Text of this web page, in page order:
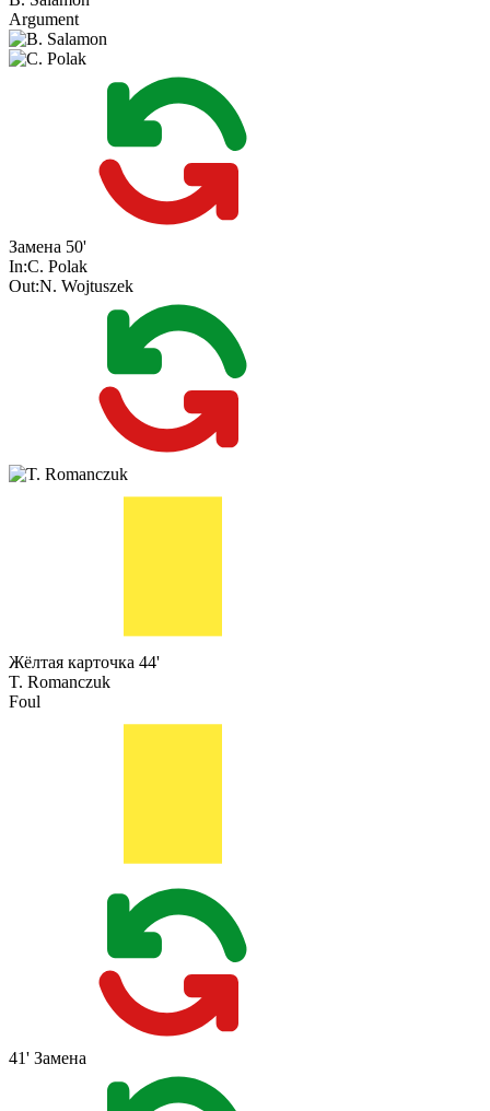
Argument
Замена 50'
In:C. Polak
Out:N. Wojtuszek
Жёлтая карточка 44'
T. Romanczuk
Foul
41' Замена